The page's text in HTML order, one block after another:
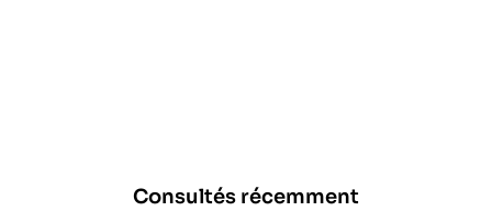
Consultés récemment